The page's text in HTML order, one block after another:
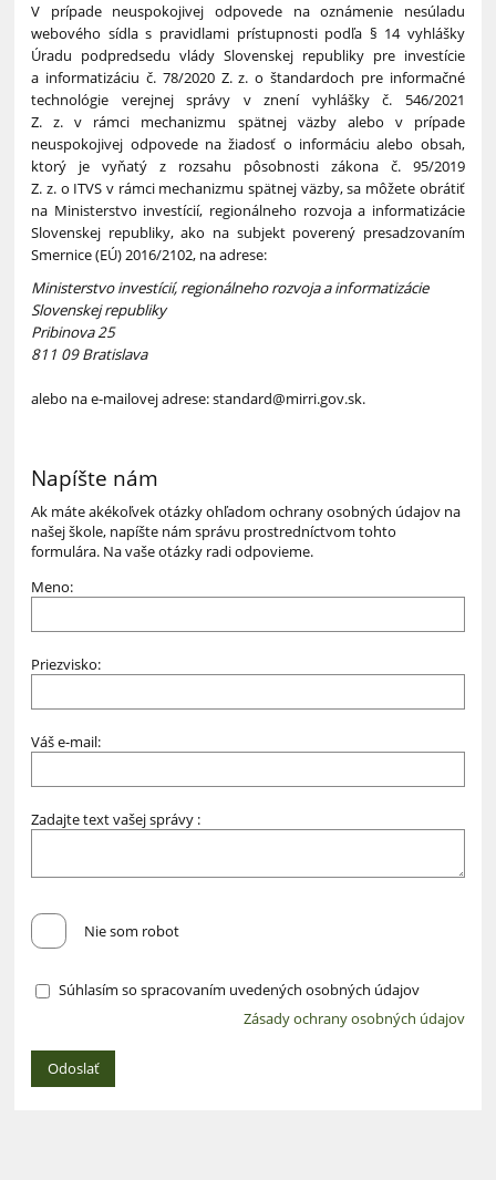
V prípade neuspokojivej odpovede na oznámenie nesúladu
webového sídla s pravidlami prístupnosti podľa § 14 vyhlášky
Úradu podpredsedu vlády Slovenskej republiky pre investície
a informatizáciu č. 78/2020 Z. z. o štandardoch pre informačné
technológie verejnej správy v znení vyhlášky č. 546/2021
Z. z. v rámci mechanizmu spätnej väzby alebo v prípade
neuspokojivej odpovede na žiadosť o informáciu alebo obsah,
ktorý je vyňatý z rozsahu pôsobnosti zákona č. 95/2019
Z. z. o ITVS v rámci mechanizmu spätnej väzby, sa môžete obrátiť
na Ministerstvo investícií, regionálneho rozvoja a informatizácie
Slovenskej republiky, ako na subjekt poverený presadzovaním
Smernice (EÚ) 2016/2102, na adrese:
Ministerstvo investícií, regionálneho rozvoja a informatizácie
Slovenskej republiky
Pribinova 25
811 09 Bratislava
alebo na e-mailovej adrese: standard@mirri.gov.sk.
Napíšte nám
Ak máte akékoľvek otázky ohľadom ochrany osobných údajov na
našej škole, napíšte nám správu prostredníctvom tohto
formulára. Na vaše otázky radi odpovieme.
Meno:
Priezvisko:
Váš e-mail:
Zadajte text vašej správy :
Nie som robot
Súhlasím so spracovaním uvedených osobných údajov
Zásady ochrany osobných údajov